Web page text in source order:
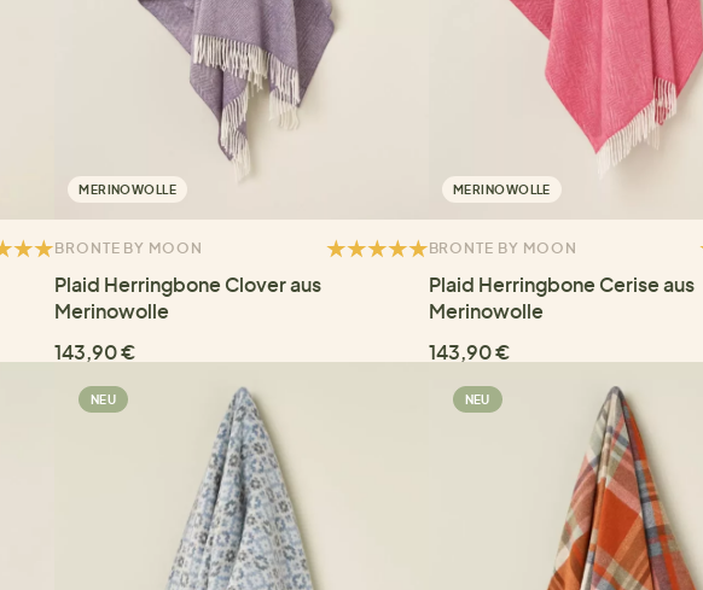
MERINOWOLLE
BRONTE BY MOON
Plaid Herringbone Clover aus
Merinowolle
143,90 €
MERINOWOLLE
BRONTE BY MOON
Plaid Herringbone Cerise aus
Merinowolle
143,90 €
NEU NEU